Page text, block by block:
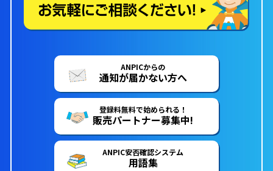
ANPICからの
通知が届かない方へ
登録料無料で始められる！
販売パートナー募集中!
ANPIC安否確認システム
用語集